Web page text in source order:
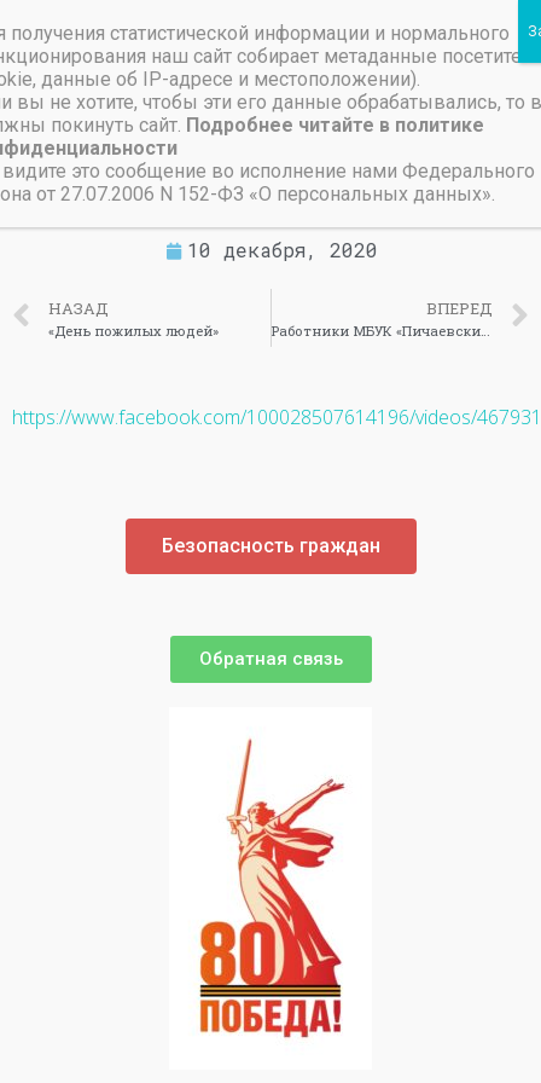
Пичаевский дом культуры
Поздравление с Днём
учителя от вокальной
группы «Домисоль»
10 декабря, 2020
НАЗАД
«День пожилых людей»
ВПЕРЕД
Работники МБУК «Пичаевский РДК» поздравляют жителей района с Покровом Пресвятой Богородицы.
https://www.facebook.com/100028507614196/videos/
Безопасность граждан
Обратная связь
получения статистической информации и нормального
наш сайт собирает метаданные
данные об IP-адресе и местоположении).
вы не хотите, чтобы эти его данные обрабатывались, то
покинуть сайт. Подробнее читайте в политике
это сообщение во исполнение нами Федерального
от 27.07.2006 N 152-ФЗ «О персональных данных».